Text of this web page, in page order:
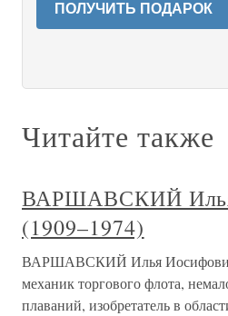
ПОЛУЧИТЬ ПОДАРОК
Читайте также
ВАРШАВСКИЙ
(1909–1974)
ВАРШАВСКИЙ Илья
механик торгового флота,
плаваний, изобретатель в